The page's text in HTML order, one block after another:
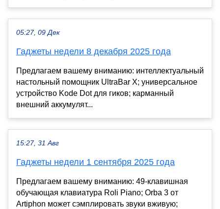
05:27, 09 Дек
Гаджеты недели 8 декабря 2025 года
Предлагаем вашему вниманию: интеллектуальный
настольный помощник UltraBar X; универсальное
устройство Kode Dot для гиков; карманный
внешний аккумулят...
15:27, 31 Авг
Гаджеты недели 1 сентября 2025 года
Предлагаем вашему вниманию: 49-клавишная
обучающая клавиатура Roli Piano; Orba 3 от
Artiphon может сэмплировать звуки вживую;